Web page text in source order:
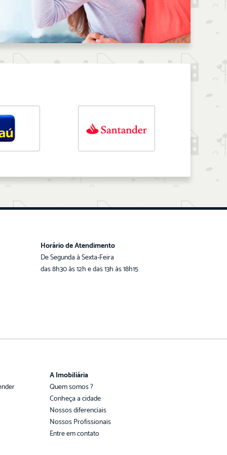
Horário de Atendimento
De Segunda à Sexta-Feira
das 8h30 às 12h e das 13h às 18h15
A Imobiliária
Quem somos ?
Conheça a cidade
Nossos diferenciais
Nossos Profissionais
Entre em contato